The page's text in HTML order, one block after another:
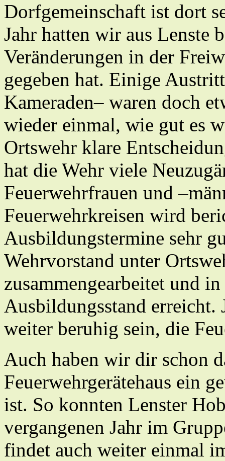
Dorfgemeinschaft ist dort
Jahr hatten wir aus Lenste
Veränderungen in der
gegeben hat. Einige
Kameraden– waren doch
wieder einmal, wie gut es
Ortswehr klare
hat die Wehr viele
Feuerwehrfrauen und
Feuerwehrkreisen wird
Ausbildungstermine sehr
Wehrvorstand unter
zusammengearbeitet und
Ausbildungsstand erreicht.
weiter beruhig sein, die
Auch haben wir dir schon
Feuerwehrgerätehaus ein
ist. So konnten Lenster
vergangenen Jahr im
findet auch weiter einmal